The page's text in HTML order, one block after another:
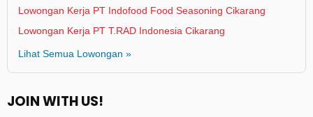
Lowongan Kerja PT Indofood Food Seasoning Cikarang
Lowongan Kerja PT T.RAD Indonesia Cikarang
Lihat Semua Lowongan »
JOIN WITH US!